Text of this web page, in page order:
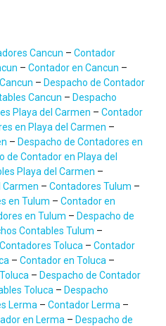
Cancun – Contador
– Contador en Cancun –
– Despacho de Contador
Cancun – Despacho
Playa del Carmen – Contador
en Playa del Carmen –
– Despacho de Contadores en
de Contador en Playa del
Playa del Carmen –
Carmen – Contadores Tulum –
en Tulum – Contador en
en Tulum – Despacho de
Contables Tulum –
Contadores Toluca – Contador
– Contador en Toluca –
– Despacho de Contador
Toluca – Despacho
Lerma – Contador Lerma –
en Lerma – Despacho de